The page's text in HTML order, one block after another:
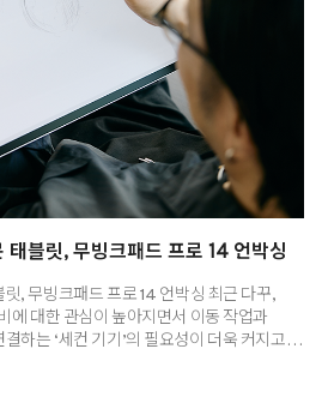
태블릿, 무빙크패드 프로 14 언박싱
, 무빙크패드 프로 14 언박싱 최근 다꾸,
에 대한 관심이 높아지면서 이동 작업과
하는 ‘세컨 기기’의 필요성이 더욱 커지고